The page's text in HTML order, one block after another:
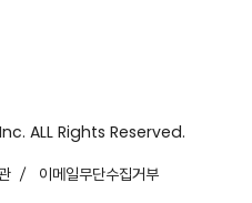
ALL Rights Reserved.
이메일무단수집거부